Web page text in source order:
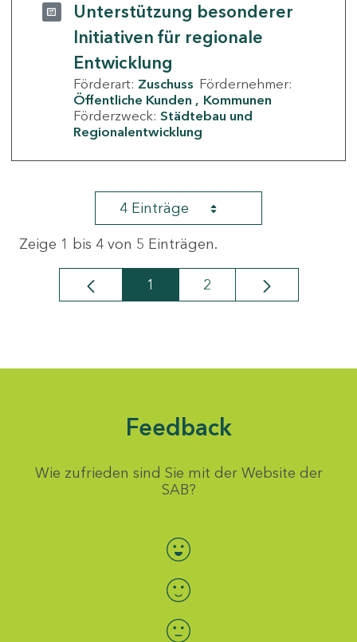
Unterstützung besonderer
Initiativen für regionale
Entwicklung
Förderart: Zuschuss Fördernehmer:
Öffentliche Kunden
Kommunen
Förderzweck: Städtebau und
Regionalentwicklung
4 Einträge
Zeige 1 bis 4 von 5 Einträgen.
Seite
1 Seite
2
Feedback
Wie zufrieden sind Sie mit der Website der
SAB?
Bewertung auswählen